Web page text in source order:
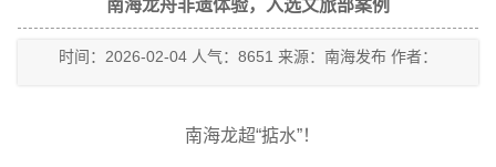
南海龙舟非遗体验，入选文旅部案例
时间：2026-02-04 人气：8651 来源：南海发布 作者：
南海龙超“掂水”！